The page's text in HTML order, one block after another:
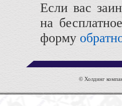
Если вас
на
форму
© Холдинг